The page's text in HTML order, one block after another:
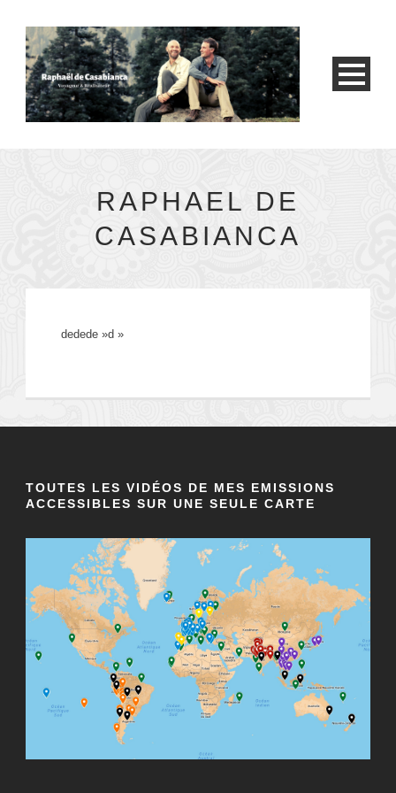
RAPHAEL DE
CASABIANCA
dedede »d »
TOUTES LES VIDÉOS DE MES EMISSIONS
ACCESSIBLES SUR UNE SEULE CARTE